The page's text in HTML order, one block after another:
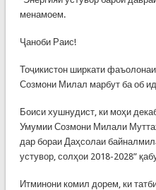
менамоем.
Ҷаноби Раис!
Тоҷикистон ширкати
Созмони Милал марбут ба об
Боиси хушнудист, ки моҳи
Умумии Созмони Милали
дар бораи Даҳсолаи
устувор, солҳои 2018-2028”
Итминони комил дорем, ки